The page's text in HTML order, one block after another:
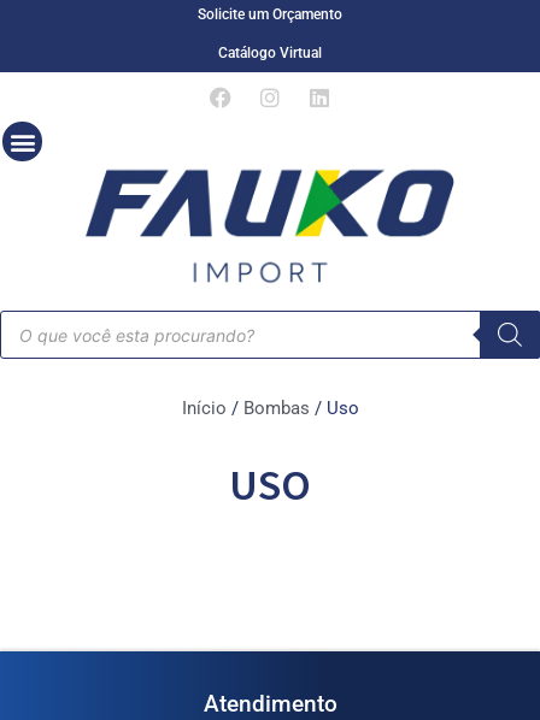
Solicite um Orçamento
Catálogo Virtual
Início / Bombas / Uso
USO
Atendimento